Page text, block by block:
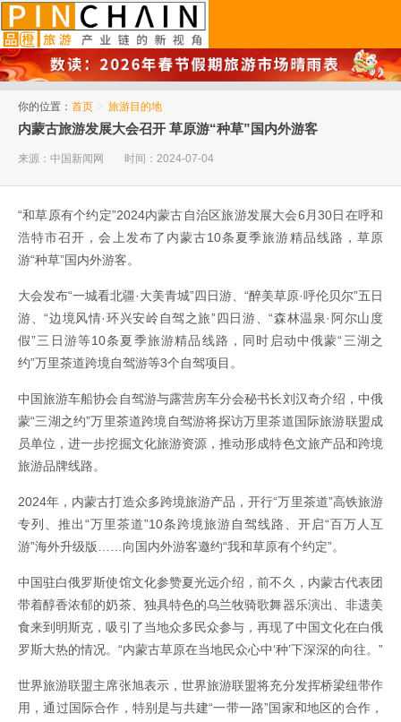
你的位置： 首页 > 旅游目的地
内蒙古旅游发展大会召开 草原游“种草”国内外游客
来源：中国新闻网 时间：2024-07-04
“和草原有个约定”2024内蒙古自治区旅游发展大会6月30日在呼和
浩特市召开，会上发布了内蒙古10条夏季旅游精品线路，草原
游“种草”国内外游客。
大会发布“一城看北疆·大美青城”四日游、“醉美草原·呼伦贝尔”五日
游、“边境风情·环兴安岭自驾之旅”四日游、“森林温泉·阿尔山度
假”三日游等10条夏季旅游精品线路，同时启动中俄蒙“三湖之
约”万里茶道跨境自驾游等3个自驾项目。
中国旅游车船协会自驾游与露营房车分会秘书长刘汉奇介绍，中俄
蒙“三湖之约”万里茶道跨境自驾游将探访万里茶道国际旅游联盟成
员单位，进一步挖掘文化旅游资源，推动形成特色文旅产品和跨境
旅游品牌线路。
2024年，内蒙古打造众多跨境旅游产品，开行“万里茶道”高铁旅游
专列、推出“万里茶道”10条跨境旅游自驾线路、开启“百万人互
游”海外升级版……向国内外游客邀约“我和草原有个约定”。
中国驻白俄罗斯使馆文化参赞夏光远介绍，前不久，内蒙古代表团
带着醇香浓郁的奶茶、独具特色的乌兰牧骑歌舞器乐演出、非遗美
食来到明斯克，吸引了当地众多民众参与，再现了中国文化在白俄
罗斯大热的情况。“内蒙古草原在当地民众心中‘种’下深深的向往。”
世界旅游联盟主席张旭表示，世界旅游联盟将充分发挥桥梁纽带作
用，通过国际合作，特别是与共建“一带一路”国家和地区的合作，